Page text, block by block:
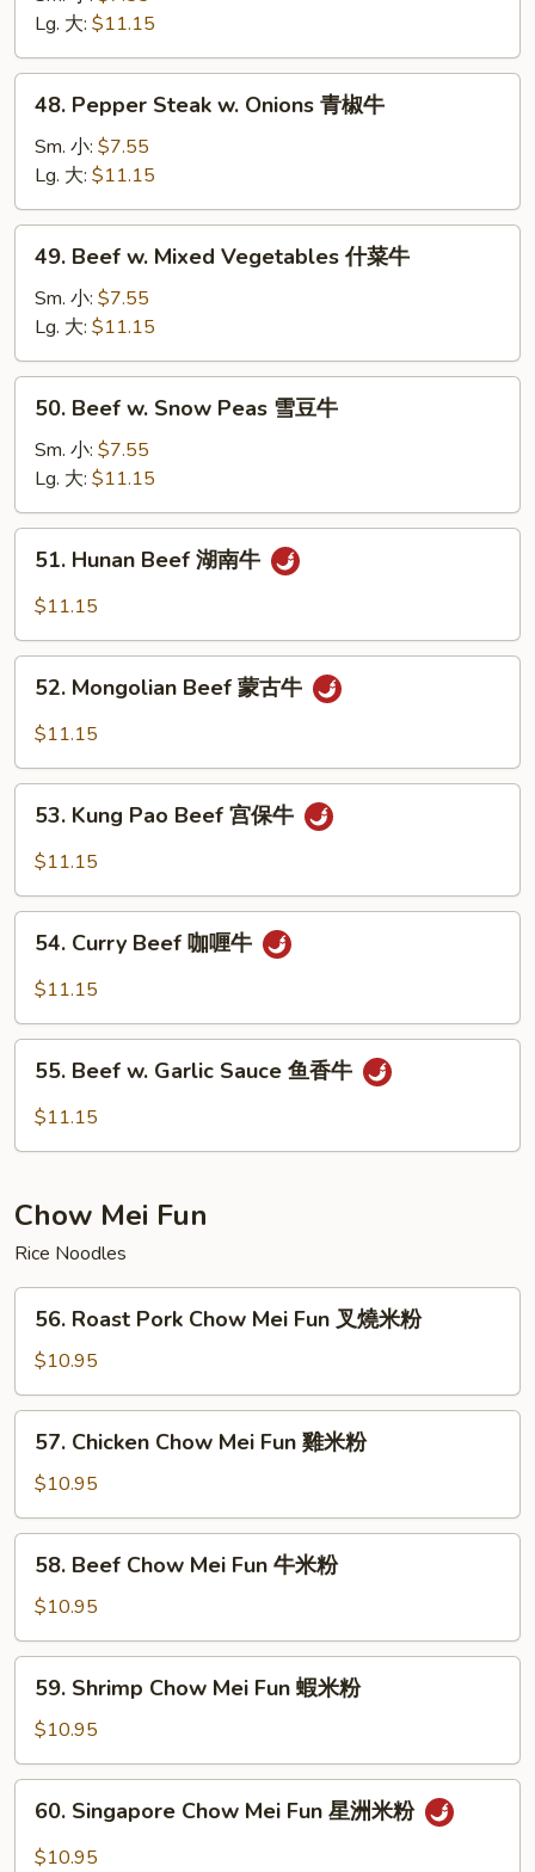
Broccoli
芥
蘭
Lg. 大: $11.15
48.
Pepper
Steak
Onions
青
48. Pepper Steak w. Onions 青椒牛
Sm. 小: $7.55
Lg. 大: $11.15
49.
Beef
Mixed
Vegetables
什
49. Beef w. Mixed Vegetables 什菜牛
Sm. 小: $7.55
Lg. 大: $11.15
50.
Beef
Snow
Peas
雪
50. Beef w. Snow Peas 雪豆牛
Sm. 小: $7.55
Lg. 大: $11.15
51.
Hunan
Beef
南
51. Hunan Beef 湖南牛
$11.15
52.
Mongolian
Beef
古
52. Mongolian Beef 蒙古牛
$11.15
53.
Kung
Pao
宫
53. Kung Pao Beef 宫保牛
$11.15
54.
Curry
Beef
喱
54. Curry Beef 咖喱牛
$11.15
55.
Beef
香
牛
55. Beef w. Garlic Sauce 鱼香牛
$11.15
Chow Mei Fun
Rice Noodles
56.
Roast
Pork
Chow
Mei
Fun
米
56. Roast Pork Chow Mei Fun 叉燒米粉
$10.95
57.
Chicken
Chow
Mei
Fun
57. Chicken Chow Mei Fun 雞米粉
$10.95
58.
Beef
Chow
Mei
Fun
58. Beef Chow Mei Fun 牛米粉
$10.95
59.
Shrimp
Chow
Mei
Fun
59. Shrimp Chow Mei Fun 蝦米粉
$10.95
60.
Singapore
Chow
60. Singapore Chow Mei Fun 星洲米粉
$10.95